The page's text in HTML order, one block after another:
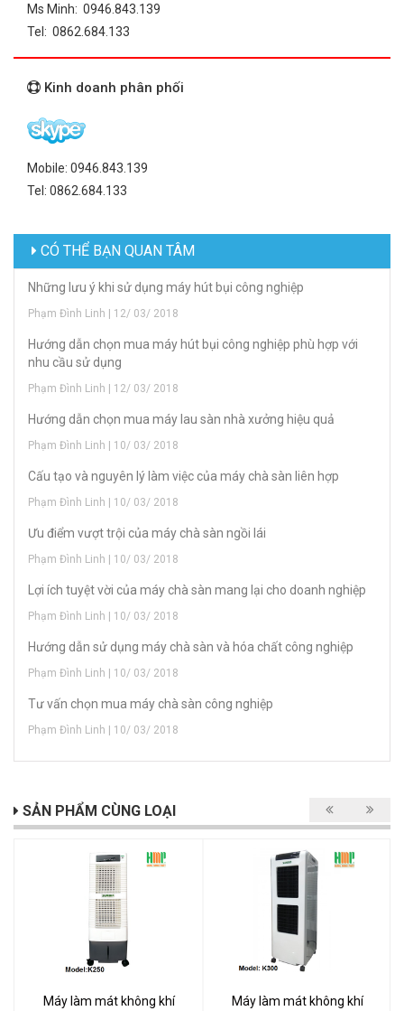
Ms Minh: 0946.843.139
Tel: 0862.684.133
Kinh doanh phân phối
Mobile: 0946.843.139
Tel: 0862.684.133
CÓ THỂ BẠN QUAN TÂM
Những lưu ý khi sử dụng máy hút bụi công nghiệp
Phạm Đình Linh | 12/ 03/ 2018
Hướng dẫn chọn mua máy hút bụi công nghiệp phù hợp với
nhu cầu sử dụng
Phạm Đình Linh | 12/ 03/ 2018
Hướng dẫn chọn mua máy lau sàn nhà xưởng hiệu quả
Phạm Đình Linh | 10/ 03/ 2018
Cấu tạo và nguyên lý làm việc của máy chà sàn liên hợp
Phạm Đình Linh | 10/ 03/ 2018
Ưu điểm vượt trội của máy chà sàn ngồi lái
Phạm Đình Linh | 10/ 03/ 2018
Lợi ích tuyệt vời của máy chà sàn mang lại cho doanh nghiệp
Phạm Đình Linh | 10/ 03/ 2018
Hướng dẫn sử dụng máy chà sàn và hóa chất công nghiệp
Phạm Đình Linh | 10/ 03/ 2018
Tư vấn chọn mua máy chà sàn công nghiệp
Phạm Đình Linh | 10/ 03/ 2018
SẢN PHẨM CÙNG LOẠI
Máy làm mát không khí
Máy làm mát không khí